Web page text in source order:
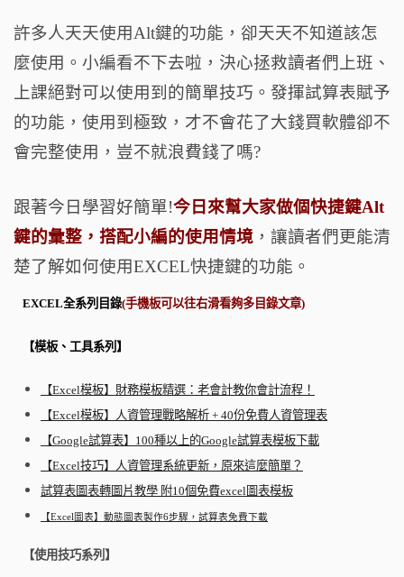
b
o
o
k
a
t
ra
m
許多人天天使用Alt鍵的功能，卻天天不知道該怎
麼使用。小編看不下去啦，決心拯救讀者們上班、
上課絕對可以使用到的簡單技巧。發揮試算表賦予
的功能，使用到極致，才不會花了大錢買軟體卻不
會完整使用，豈不就浪費錢了嗎?
跟著今日學習好簡單!今日來幫大家做個快捷鍵Alt
鍵的彙整，搭配小編的使用情境 ，讓讀者們更能清
楚了解如何使用EXCEL快捷鍵的功能。
EXCEL全系列目錄(手機板可以往右滑看夠多目錄文章)
【模板、工具系列】
【Excel模板】財務模板精選：老會計教你會計流程！
【Excel模板】人資管理戰略解析 + 40份免費人資管理表
【Google試算表】100種以上的Google試算表模板下載
【Excel技巧】人資管理系統更新，原來這麼簡單？
試算表圖表轉圖片教學 附10個免費excel圖表模板
【Excel圖表】動態圖表製作6步驟，試算表免費下載
【使用技巧系列】